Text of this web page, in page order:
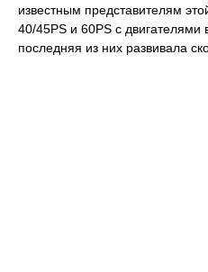
известным представителям
40/45PS и 60PS с
последняя из них развивала